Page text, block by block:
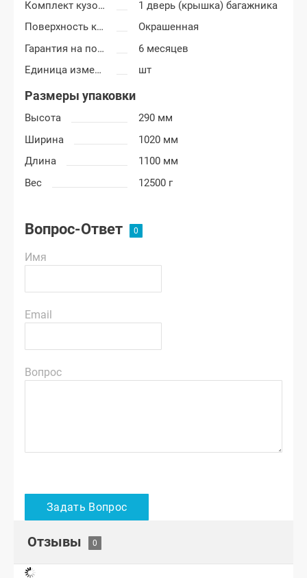
Комплект кузовных деталей
1 дверь (крышка) багажника
Поверхность крышки багажника
Окрашенная
Гарантия на покраску
6 месяцев
Единица измерения
шт
Размеры упаковки
Высота
290 мм
Ширина
1020 мм
Длина
1100 мм
Вес
12500 г
Вопрос-Ответ
Имя
Email
Вопрос
Отзывы